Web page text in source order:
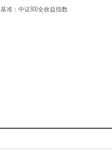
基准：中证800全收益指数